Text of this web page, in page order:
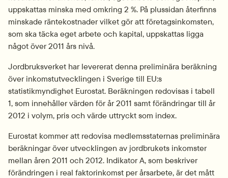
uppskattas minska med omkring 2 %. På plussidan återfinns
minskade räntekostnader vilket gör att företagsinkomsten,
som ska täcka eget arbete och kapital, uppskattas ligga
något över 2011 års nivå.
Jordbruksverket har levererat denna preliminära beräkning
över inkomstutvecklingen i Sverige till EU:s
statistikmyndighet Eurostat. Beräkningen redovisas i tabell
1, som innehåller värden för år 2011 samt förändringar till år
2012 i volym, pris och värde uttryckt som index.
Eurostat kommer att redovisa medlemsstaternas preliminära
beräkningar över utvecklingen av jordbrukets inkomster
mellan åren 2011 och 2012. Indikator A, som beskriver
förändringen i real faktorinkomst per årsarbete, är det mått